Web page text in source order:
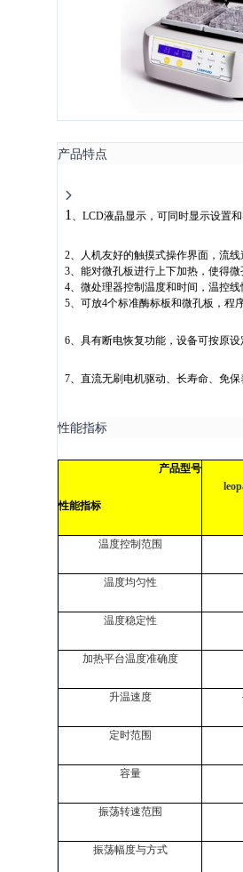
产品特点
1 、 LCD液晶显示，可同时显示设置
2、人机友好的触摸式操作界面，流
3、能对微孔板进行上下加热，使得
4、微处理器控制温度和时间，温控线
5、可放4个标准酶标板和微孔板，程
6、具有断电恢复功能，设备可按原设
7、直流无刷电机驱动、长寿命、免保
性能指标
产品型号
性能指标
温度控制范围
温度均匀性
温度稳定性
加热平台温度准确度
升温速度
定时范围
容量
振荡转速范围
振荡幅度与方式